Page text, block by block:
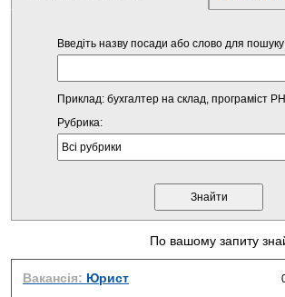
Введіть назву посади або слово для
Приклад: бухгалтер на склад, програміст
Рубрика:
По вашому запиту
Вакансія: Юрист